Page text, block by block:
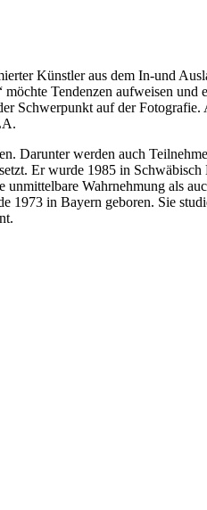
Künstler aus dem In-und
Tendenzen aufweisen
Schwerpunkt auf der
Darunter werden auch
Er wurde 1985 in
Wahrnehmung als
1973 in Bayern geboren. Sie